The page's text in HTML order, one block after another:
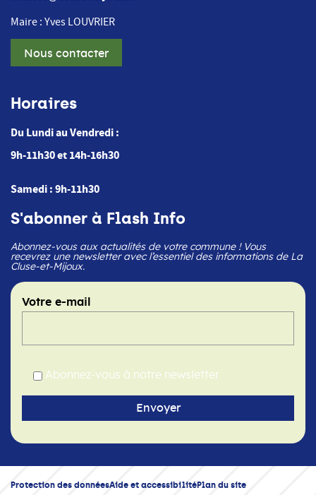
Maire : Yves LOUVRIER
Nous contacter
Horaires
Du Lundi au Vendredi :
9h-11h30 et 14h-16h30
Samedi : 9h-11h30
S'abonner à Flash Info
Abonnez-vous aux actualités de votre commune ! Vous
recevrez une newsletter avec l’essentiel des informations de La
Cluse-et-Mijoux.
Votre e-mail
Abonnez-vous à notre newsletter
Protection des donnéesAide et accessibilitéPlan du site